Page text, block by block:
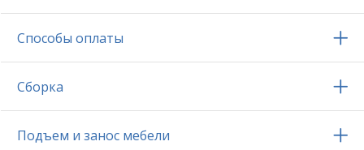
Способы оплаты
Сборка
Подъем и занос мебели